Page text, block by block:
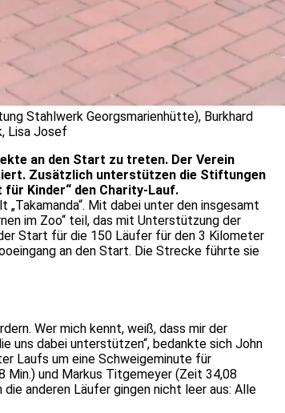
Stahlwerk Georgsmarienhütte), Burkhard
Lisa Josef
an den Start zu treten. Der Verein
Zusätzlich unterstützen die Stiftungen
Kinder“ den Charity-Lauf.
Mit dabei unter den insgesamt
im Zoo“ teil, das mit Unterstützung der
Start für die 150 Läufer für den 3 Kilometer
an den Start. Die Strecke führte sie
Wer mich kennt, weiß, dass mir der
uns dabei unterstützen“, bedankte sich John
Laufs um eine Schweigeminute für
und Markus Titgemeyer (Zeit 34,08
anderen Läufer gingen nicht leer aus: Alle